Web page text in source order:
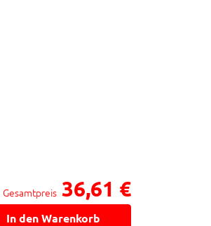
Gesamtpreis 36,61 €
In den Warenkorb